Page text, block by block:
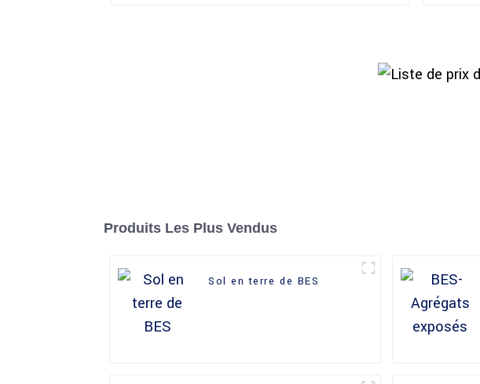
Produits Les Plus Vendus
Sol en terre de BES